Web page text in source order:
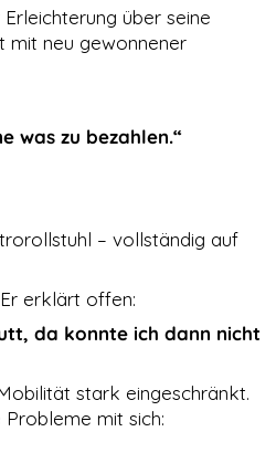
über seine
mit neu gewonnener
was zu bezahlen.“
– vollständig auf
erklärt offen:
da konnte ich dann nicht
stark eingeschränkt.
mit sich: